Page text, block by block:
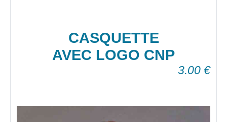
CASQUETTE
AVEC LOGO CNP
3.00 €